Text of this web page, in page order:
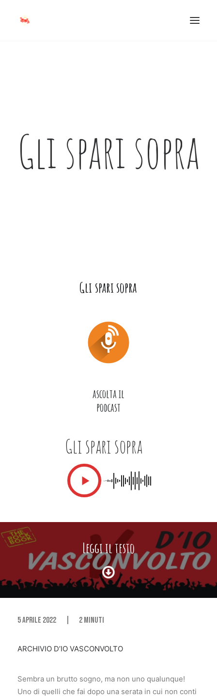
Gli spari sopra
Gli sparisopra
ascolta il
podcast
Gli spari sopra
Leggi il testo
5 Aprile 2022 2 Minuti
ARCHIVIO D’IO VASCONVOLTO
Sembra un brutto sogno, ma non uno qualunque!
Uno di quelli che fai dopo una serata in cui non conti